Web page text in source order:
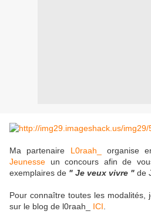
Ma partenaire L0raah_ organise
Jeunesse un concours afin de
exemplaires de " Je veux vivre " de
Pour connaître toutes les modalités,
sur le blog de l0raah_ ICI